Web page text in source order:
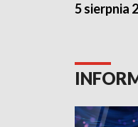
5 sierpnia